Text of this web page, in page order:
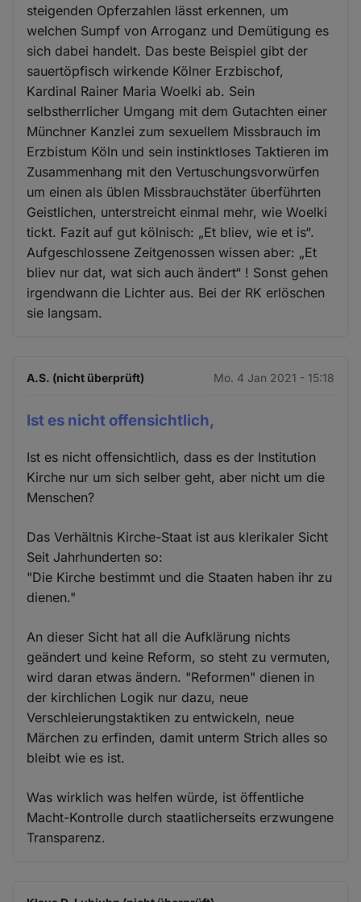
steigenden Opferzahlen lässt erkennen, um
welchen Sumpf von Arroganz und Demütigung es
sich dabei handelt. Das beste Beispiel gibt der
sauertöpfisch wirkende Kölner Erzbischof,
Kardinal Rainer Maria Woelki ab. Sein
selbstherrlicher Umgang mit dem Gutachten einer
Münchner Kanzlei zum sexuellem Missbrauch im
Erzbistum Köln und sein instinktloses Taktieren im
Zusammenhang mit den Vertuschungsvorwürfen
um einen als üblen Missbrauchstäter überführten
Geistlichen, unterstreicht einmal mehr, wie Woelki
tickt. Fazit auf gut kölnisch: „Et bliev, wie et is“.
Aufgeschlossene Zeitgenossen wissen aber: „Et
bliev nur dat, wat sich auch ändert“ ! Sonst gehen
irgendwann die Lichter aus. Bei der RK erlöschen
sie langsam.
A.S. (nicht überprüft) Mo. 4 Jan 2021 - 15:18
Ist es nicht offensichtlich,
Ist es nicht offensichtlich, dass es der Institution
Kirche nur um sich selber geht, aber nicht um die
Menschen?
Das Verhältnis Kirche-Staat ist aus klerikaler Sicht
Seit Jahrhunderten so:
"Die Kirche bestimmt und die Staaten haben ihr zu
dienen."
An dieser Sicht hat all die Aufklärung nichts
geändert und keine Reform, so steht zu vermuten,
wird daran etwas ändern. "Reformen" dienen in
der kirchlichen Logik nur dazu, neue
Verschleierungstaktiken zu entwickeln, neue
Märchen zu erfinden, damit unterm Strich alles so
bleibt wie es ist.
Was wirklich was helfen würde, ist öffentliche
Macht-Kontrolle durch staatlicherseits erzwungene
Transparenz.